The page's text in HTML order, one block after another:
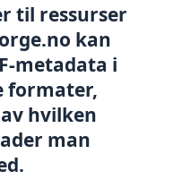
til ressurser
kan
metadata i
formater,
hvilken
man